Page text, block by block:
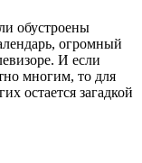
обустроены
огромный
И если
многим, то для
остается загадкой